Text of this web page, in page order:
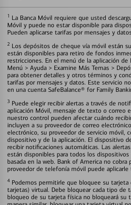
1 La Banca Móvil requiere que usted
Móvil y puede no estar disponible para
Pueden aplicarse tarifas por mensajes y
2 Los depósitos de cheque vía móvil están
están disponibles para retiro de fondos
restricciones. En el menú de la aplicación de
Menú > Ayuda > Examine Más Temas >
para obtener detalles y otros términos y
tarifas por mensajes y datos. Este servicio
en una cuenta SafeBalance® for Family
3 Puede elegir recibir alertas a través de
aplicación Móvil, mensaje de texto o correo
nuestro control pueden afectar cuándo
incluyen a su proveedor de correo
electrónico, su proveedor de servicio móvil,
dispositivo y de la aplicación. El dispositivo
recibir notificaciones automáticas. Las
están disponibles para todos los
basada en la web. Bank of America no cobra
proveedor de telefonía móvil puede
4 Podemos permitirle que bloquee su
tarjetas) virtual. Debe bloquear cada tipo de
bloqueo de su tarjeta física no bloqueará su